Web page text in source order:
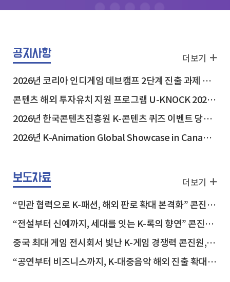
공지사항
2026년 코리아 인디게임 데브캠프 2단계 진출 과제 안내
콘텐츠 해외 투자유치 지원 프로그램 U-KNOCK 2026 in USA 참가기업 최종 선정결과
2026년 한국콘텐츠진흥원 K-콘텐츠 퀴즈 이벤트 당첨자 발표
2026년 K-Animation Global Showcase in Canada 참가기업 선정결과 안내
더보기
보도자료
“민관 협력으로 K-패션, 해외 판로 확대 본격화” 콘진원-현대백화점, 해외 진출 지원 업무협약 체결
“전설부터 신예까지, 세대를 잇는 K-록의 향연” 콘진원, ‘2026 위드 스테이지 앤드 시즌6’ 개최
중국 최대 게임 전시회서 빛난 K-게임 경쟁력 콘진원, ‘차이나조이 2026’ 한국공동관 성료
“공연부터 비즈니스까지, K-대중음악 해외 진출 확대” 콘진원, ‘코리아 스포트라이트 @인도네시아’ 개최
더보기